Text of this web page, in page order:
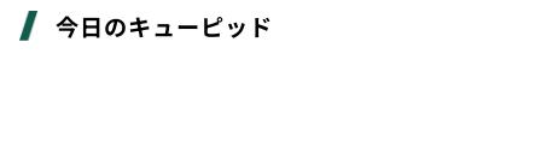
今日のキューピッド